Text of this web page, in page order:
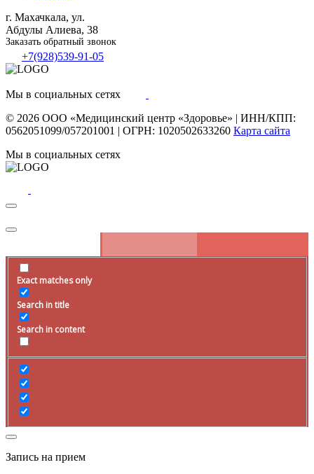
г. Махачкала, ул.
Абдулы Алиева, 38
Заказать обратный звонок
+7(928)539-91-05
Мы в социальных сетях
© 2026 ООО «Медицинский центр «Здоровье» | ИНН/КПП:
0562051099/057201001 | ОГРН: 1020502633260 Карта сайта
Мы в социальных сетях
Exact matches only
Search in title
Search in content
Запись на прием